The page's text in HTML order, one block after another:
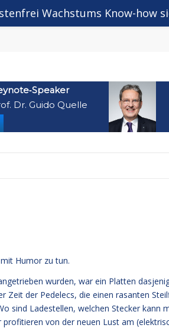
Dr. Guido Quelle
Humor zu tun.
wurden, war ein Platten
Zeit der Pedelecs, die einen rasanten
sind Ladestellen, welchen Stecker kann
von der neuen Lust am
Wachstums Know-how